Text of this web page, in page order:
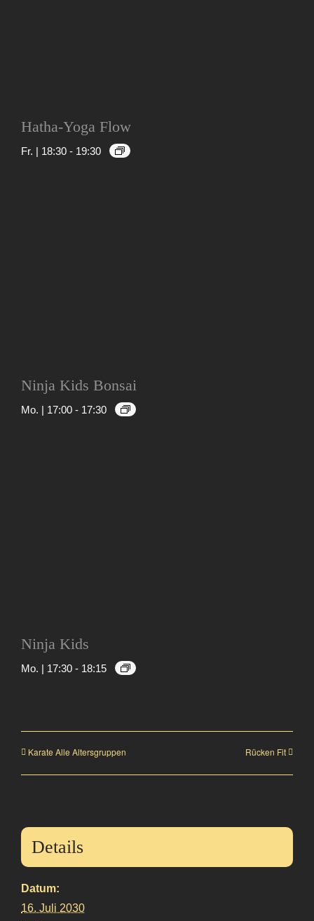
Hatha-Yoga Flow
Fr. | 18:30 - 19:30
Ninja Kids Bonsai
Mo. | 17:00 - 17:30
Ninja Kids
Mo. | 17:30 - 18:15
Karate Alle Altersgruppen Rücken Fit
Details
Datum:
16. Juli 2030